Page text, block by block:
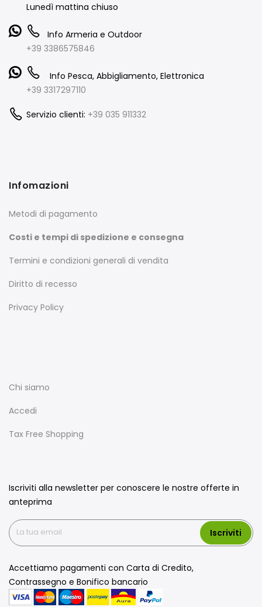
Lunedì mattina chiuso
Info Armeria e Outdoor
+39 3386575846
Info Pesca, Abbigliamento, Elettronica
+39 3317297110
Servizio clienti: +39 035 911332
Infomazioni
Metodi di pagamento
Costi e tempi di spedizione e consegna
Termini e condizioni generali di vendita
Diritto di recesso
Privacy Policy
Chi siamo
Accedi
Tax Free Shopping
Iscriviti alla newsletter per conoscere le nostre offerte in
anteprima
Iscriviti
Accettiamo pagamenti con Carta di Credito,
Contrassegno e Bonifico bancario